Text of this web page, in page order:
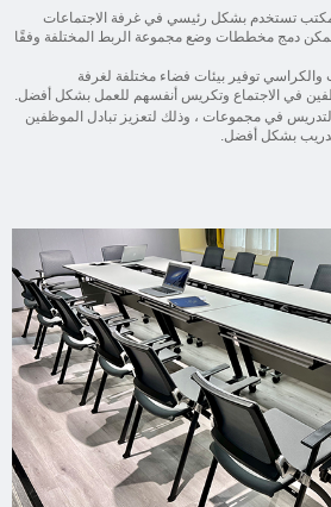
تستخدم بشكل رئيسي في غرفة الاجتماعات
يمكن دمج مخططات وضع مجموعة الربط المختلفة وفقًا
والكراسي توفير بيئات فضاء مختلفة لغرفة
في الاجتماع وتكريس أنفسهم للعمل بشكل أفضل.
في مجموعات ، وذلك لتعزيز تبادل الموظفين
بشكل أفضل.